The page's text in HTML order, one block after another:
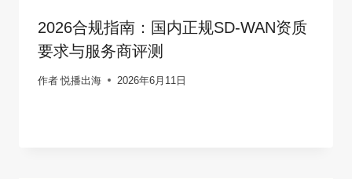
2026合规指南：国内正规SD-WAN资质
要求与服务商评测
作者 悦播出海 2026年6月11日